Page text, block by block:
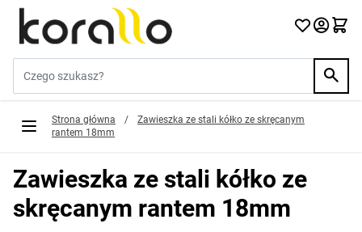
Przejdź do treści
Strona główna /
Zawieszka ze stali kółko ze skręcanym
rantem 18mm
Zawieszka ze stali kółko ze
skręcanym rantem 18mm